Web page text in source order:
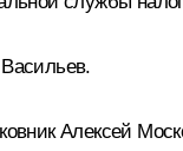
Алексей